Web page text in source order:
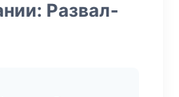
Развал-